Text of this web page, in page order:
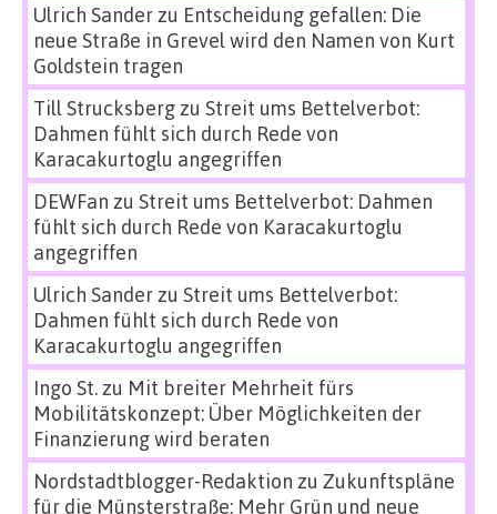
Ulrich Sanderzu Entscheidung gefallen: Die
neue Straße in Grevel wird den Namen von Kurt
Goldstein tragen
Till Strucksbergzu Streit ums Bettelverbot:
Dahmen fühlt sich durch Rede von
Karacakurtoglu angegriffen
DEWFan zu Streit ums Bettelverbot: Dahmen
fühlt sich durch Rede von Karacakurtoglu
angegriffen
Ulrich Sanderzu Streit ums Bettelverbot:
Dahmen fühlt sich durch Rede von
Karacakurtoglu angegriffen
Ingo St.zu Mit breiter Mehrheit fürs
Mobilitätskonzept: Über Möglichkeiten der
Finanzierung wird beraten
Nordstadtblogger-Redaktion zu Zukunftspläne
für die Münsterstraße: Mehr Grün und neue